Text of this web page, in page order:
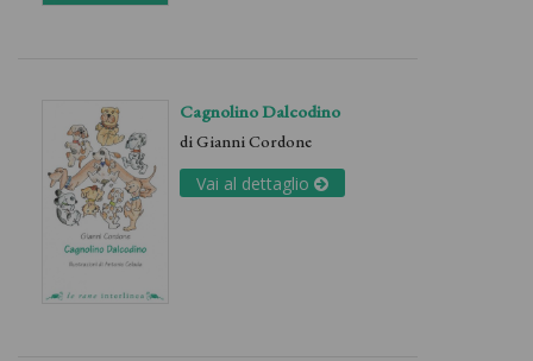
Cagnolino Dalcodino
diGianni Cordone
Vai al dettaglio